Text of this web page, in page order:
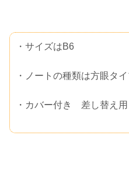
・サイズはB6
・ノートの種類は方眼タ
・カバー付き 差し替え用